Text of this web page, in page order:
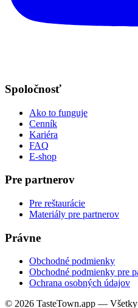
Spoločnosť
Ako to funguje
Cenník
Kariéra
FAQ
E-shop
Pre partnerov
Pre reštaurácie
Materiály pre partnerov
Právne
Obchodné podmienky
Obchodné podmienky pre
Ochrana osobných údajov
© 2026 TasteTown.app — Všetky